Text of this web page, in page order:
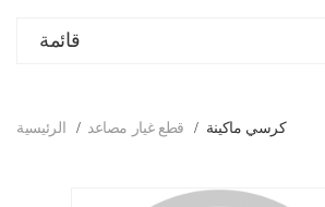
قائمة
الرئيسية قطع غيار مصاعد كرسي ماكينة